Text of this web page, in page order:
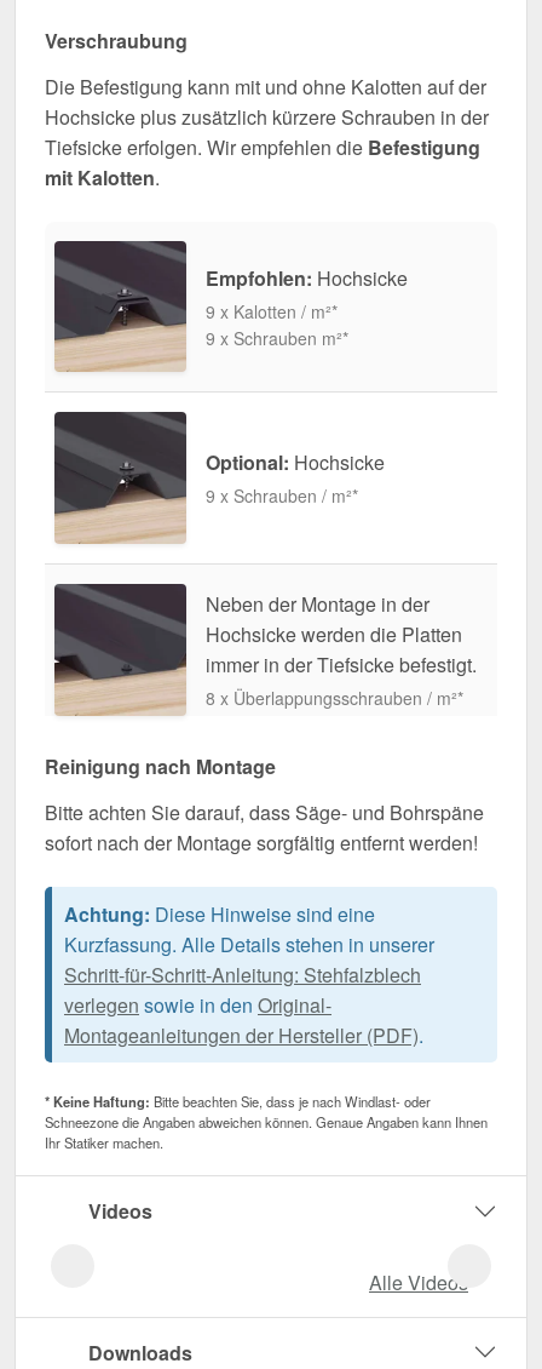
Verschraubung
Die Befestigung kann mit und ohne Kalotten auf der
Hochsicke plus zusätzlich kürzere Schrauben in der
Tiefsicke erfolgen. Wir empfehlen die Befestigung
mit Kalotten.
Empfohlen: Hochsicke
9 x Kalotten / m²*
9 x Schrauben m²*
Optional: Hochsicke
9 x Schrauben / m²*
Neben der Montage in der
Hochsicke werden die Platten
immer in der Tiefsicke befestigt.
8 x Überlappungsschrauben / m²*
Reinigung nach Montage
Bitte achten Sie darauf, dass Säge- und Bohrspäne
sofort nach der Montage sorgfältig entfernt werden!
Achtung: Diese Hinweise sind eine
Kurzfassung. Alle Details stehen in unserer
Schritt-für-Schritt-Anleitung: Stehfalzblech
verlegen sowie in den Original-
Montageanleitungen der Hersteller (PDF).
* Keine Haftung: Bitte beachten Sie, dass je nach Windlast- oder
Schneezone die Angaben abweichen können. Genaue Angaben kann Ihnen
Ihr Statiker machen.
Videos
Alle Videos
Downloads